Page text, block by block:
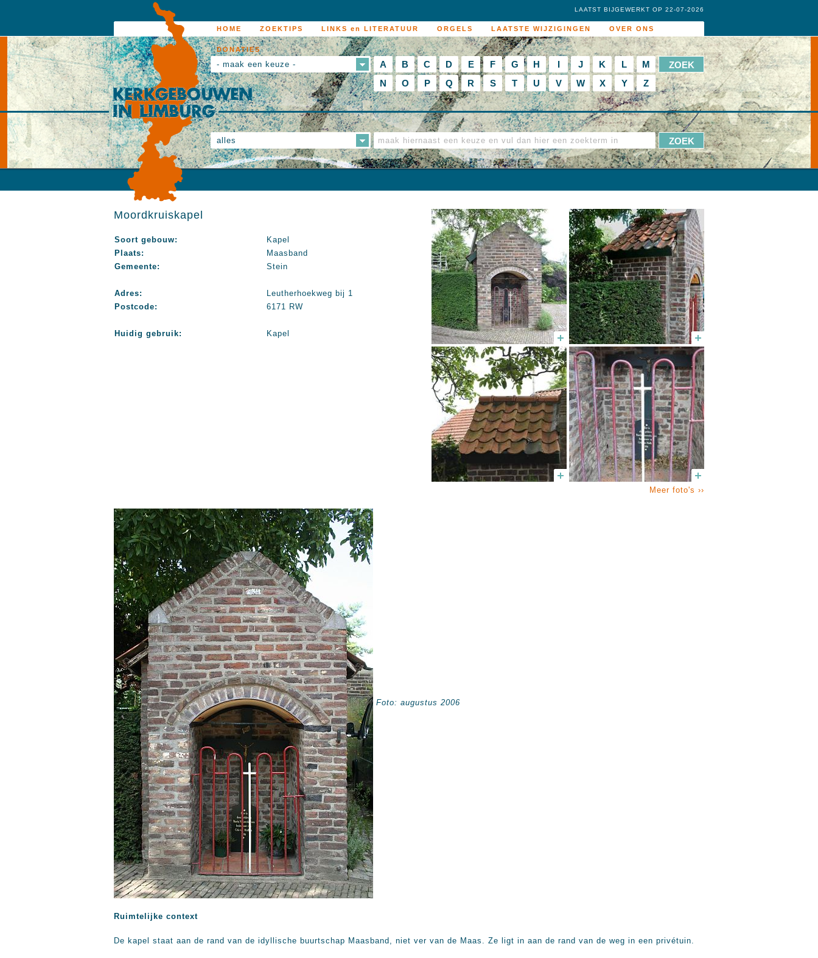
HOME ZOEKTIPS LINKS en LITERATUUR ORGELS LAATSTE WIJZIGINGEN OVER ONS
DONATIES
LAATST BIJGEWERKT OP 22-07-2026
- maak een keuze - A B C D E F G H I J K L
M
N
O P Q R S T U V W X Y Z
alles
Moordkruiskapel
Soort gebouw:
Kapel
Plaats:
Maasband
Gemeente:
Stein
Adres:
Leutherhoekweg bij 1
Postcode:
6171 RW
Huidig gebruik: Kapel
Meer foto's ››
Foto: augustus 2006
Ruimtelijke context
De kapel staat aan de rand van de idyllische buurtschap Maasband, niet ver van de Maas. Ze ligt in aan de rand van de weg in een privétuin.